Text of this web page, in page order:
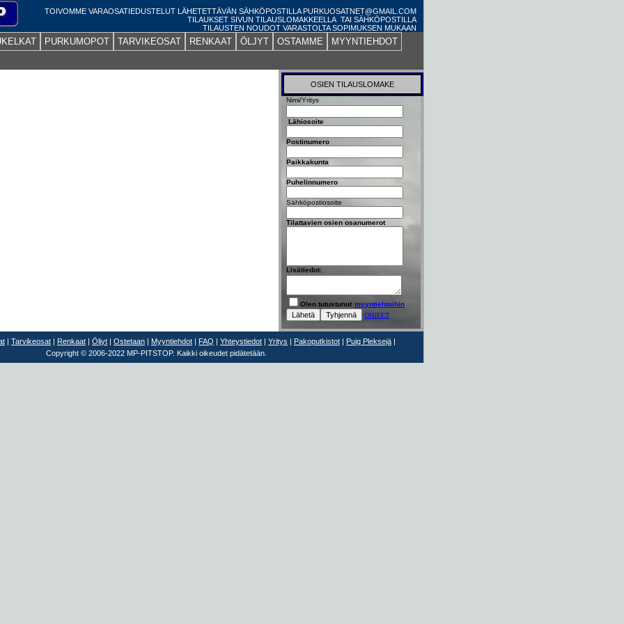
TOIVOMME VARAOSATIEDUSTELUT LÄHETETTÄVÄN SÄHKÖPOSTILLA PURKUOSATNET@GMAIL.COM
TILAUKSET SIVUN TILAUSLOMAKKEELLA TAI SÄHKÖPOSTILLA
TILAUSTEN NOUDOT VARASTOLTA SOPIMUKSEN MUKAAN
PURKUMOPOT TARVIKEOSAT RENKAAT ÖLJYT OSTAMME
MYYNTIEHDOT
OSIEN TILAUSLOMAKE
Nimi/Yritys
Lähiosoite
Postinumero
Paikkakunta
Puhelinnumero
Sähköpostiosoite
Tilattavien osien osanumerot
Lisätiedot:
Olen tutustunut myyntiehtoihin
OHJEET
| Tarvikeosat | Renkaat | Öljyt | Ostetaan | Myyntiehdot | FAQ | Yhteystiedot | Yritys | Pakoputkistot | Puig Pleksejä |
Copyright © 2006-2022 MP-PITSTOP. Kaikki oikeudet pidätetään.